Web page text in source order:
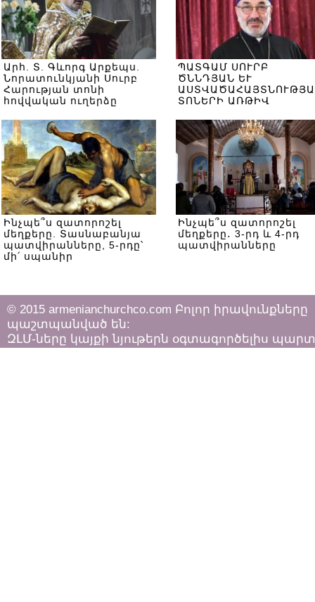
Արհ. Տ. Գևորգ Արքեպս.
Նորատունկյանի Սուրբ
Հարության տոնի
հովվական ուղերձը
ՊԱՏԳԱՄ ՍՈՒՐԲ
ԾՆՆԴՅԱՆ ԵՒ
ՏՈՆԵՐԻ ԱՌԹԻՎ
Ինչպե՞ս զատորոշել
մեղքերը. Տասնաբանյա
պատվիրանները, 5-րդը՝
մի՛ սպանիր
Ինչպե՞ս զատորոշել
մեղքերը․ 3-րդ և 4-րդ
պատվիրանները
© 2015 armenianchurchco.com Բոլոր իրավունքները
պաշտպանված են:
ԶԼՄ-ները կայքի նյութերն օգտագործելիս